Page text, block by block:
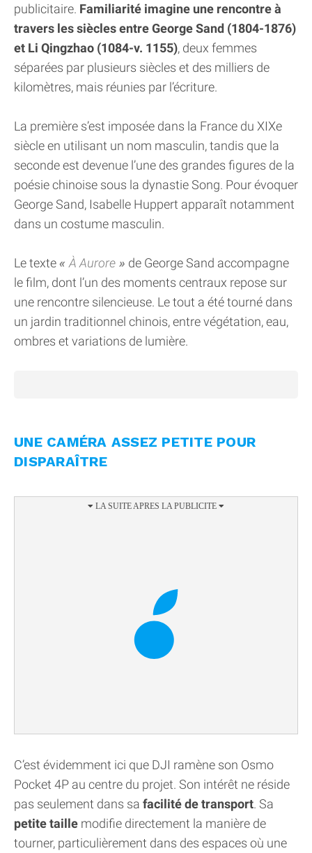
publicitaire. Familiarité imagine une rencontre à
travers les siècles entre George Sand (1804-1876)
et Li Qingzhao (1084-v. 1155), deux femmes
séparées par plusieurs siècles et des milliers de
kilomètres, mais réunies par l’écriture.
La première s’est imposée dans la France du XIXe
siècle en utilisant un nom masculin, tandis que la
seconde est devenue l’une des grandes figures de la
poésie chinoise sous la dynastie Song. Pour évoquer
George Sand, Isabelle Huppert apparaît notamment
dans un costume masculin.
Le texte À Aurore
de George Sand accompagne
le film, dont l’un des moments centraux repose sur
une rencontre silencieuse. Le tout a été tourné dans
un jardin traditionnel chinois, entre végétation, eau,
ombres et variations de lumière.
UNE CAMÉRA ASSEZ PETITE POUR
DISPARAÎTRE
C’est évidemment ici que DJI ramène son Osmo
Pocket 4P au centre du projet. Son intérêt ne réside
pas seulement dans sa facilité de transport. Sa
petite taille modifie directement la manière de
tourner, particulièrement dans des espaces où une